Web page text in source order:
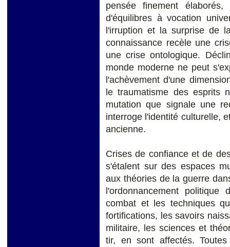
pensée finement
d'équilibres à vocation
l'irruption et la surprise de
connaissance recèle une
une crise ontologique.
monde moderne ne peut
l'achèvement d'une
le traumatisme des esprits
mutation que signale une
interroge l'identité culturelle,
ancienne.
Crises de confiance et de
s'étalent sur des espaces
aux théories de la guerre
l'ordonnancement
combat et les techniques
fortifications, les savoirs
militaire, les sciences et
tir, en sont affectés.